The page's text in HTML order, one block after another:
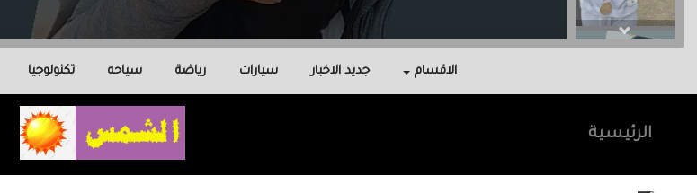
الاقسام جديد الاخبار سيارات رياضة سياحه تكنولوجيا
الرئيسية